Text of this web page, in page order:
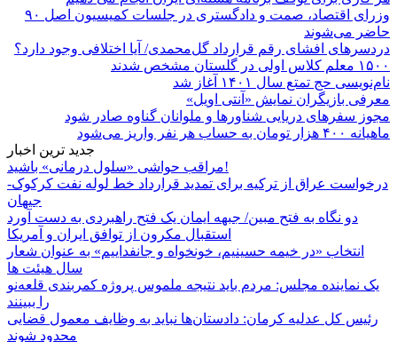
وزرای اقتصاد، صمت و دادگستری در جلسات کمیسیون اصل ۹۰
حاضر می‌شوند
دردسرهای افشای رقم قرارداد گل‌محمدی/ آیا اختلافی وجود دارد؟
۱۵۰۰ معلم کلاس اولی در گلستان مشخص شدند
نام‌نویسی حج تمتع سال ۱۴۰۱ آغاز شد
معرفی بازیگران نمایش «آنتی اویل»
مجوز سفرهای دریایی شناورها و ملوانان گناوه صادر شود
ماهیانه ۴۰۰ هزار تومان به حساب هر نفر واریز می‌شود
جدید ترین اخبار
مراقب حواشی «سلول درمانی» باشید!
درخواست عراق از ترکیه برای تمدید قرارداد خط لوله نفت کرکوک-
جیهان
دو نگاه به فتح مبین/ جبهه ایمان یک فتح راهبردی به دست آورد
استقبال مکرون از توافق ایران و آمریکا
انتخاب «در خیمه حسینیم، خونخواه و جانفداییم» به عنوان شعار
سال هیئت ها
یک نماینده مجلس: مردم باید نتیجه ملموس پروژه کمربندی قلعه‌نو
را ببینند
رئیس کل عدلیه کرمان: دادستان‌ها نباید به وظایف معمول قضایی
محدود شوند